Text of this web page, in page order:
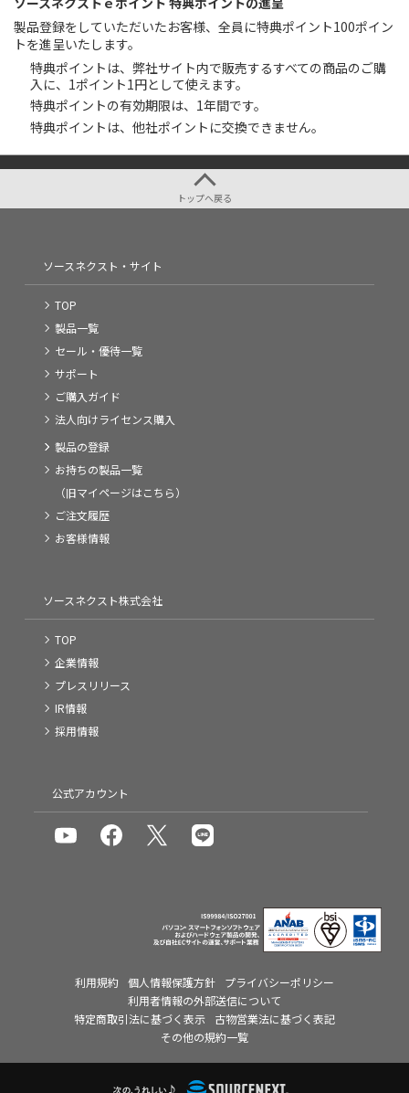
製品登録をしていただいたお客様、全員に特典ポイント100ポイン
トを進呈いたします。
特典ポイントは、弊社サイト内で販売するすべての商品のご購
入に、1ポイント1円として使えます。
特典ポイントの有効期限は、1年間です。
特典ポイントは、他社ポイントに交換できません。
トップへ戻る
ソースネクスト・サイト
TOP
製品一覧
セール・優待一覧
サポート
ご購入ガイド
法人向けライセンス購入
製品の登録
お持ちの製品一覧
（旧マイページはこちら）
ご注文履歴
お客様情報
ソースネクスト株式会社
TOP
企業情報
プレスリリース
IR情報
採用情報
公式アカウント
利用規約 個人情報保護方針
プライバシーポリシー
利用者情報の外部送信について
特定商取引法に基づく表示
古物営業法に基づく表記
その他の規約一覧